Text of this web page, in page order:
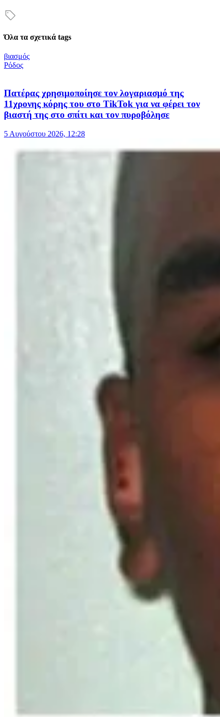
Όλα τα σχετικά tags
βιασμός
Ρόδος
Πατέρας χρησιμοποίησε τον λογαριασμό της
11χρονης κόρης του στο TikTok για να φέρει τον
βιαστή της στο σπίτι και τον πυροβόλησε
5 Αυγούστου 2026, 12:28